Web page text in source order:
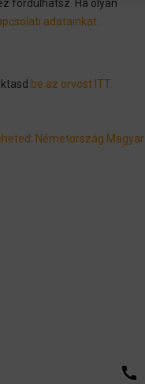
fordulhatsz. Ha olyan
adatainkat.
be az orvost ITT.
Németország Magyar
call